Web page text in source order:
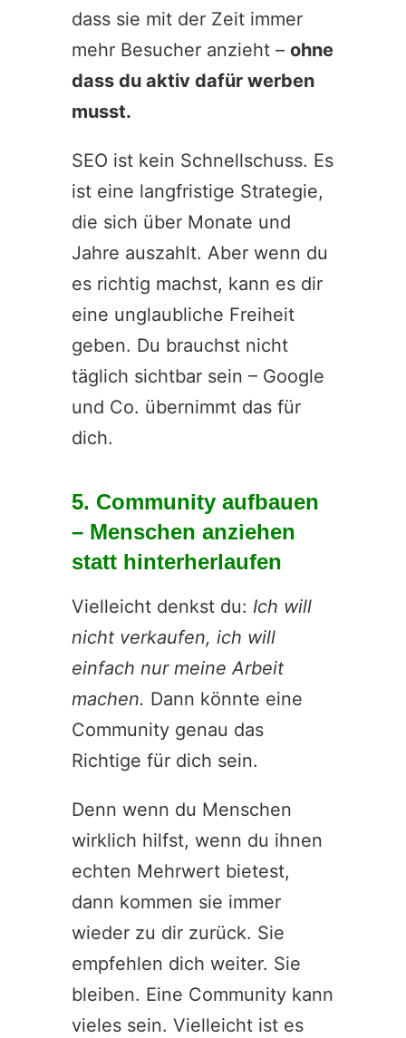
dass sie mit der Zeit immer
mehr Besucher anzieht – ohne
dass du aktiv dafür werben
musst.
SEO ist kein Schnellschuss. Es
ist eine langfristige Strategie,
die sich über Monate und
Jahre auszahlt. Aber wenn du
es richtig machst, kann es dir
eine unglaubliche Freiheit
geben. Du brauchst nicht
täglich sichtbar sein – Google
und Co. übernimmt das für
dich.
5. Community aufbauen
– Menschen anziehen
statt hinterherlaufen
Vielleicht denkst du: Ich will
nicht verkaufen, ich will
einfach nur meine Arbeit
machen. Dann könnte eine
Community genau das
Richtige für dich sein.
Denn wenn du Menschen
wirklich hilfst, wenn du ihnen
echten Mehrwert bietest,
dann kommen sie immer
wieder zu dir zurück. Sie
empfehlen dich weiter. Sie
bleiben. Eine Community kann
vieles sein. Vielleicht ist es